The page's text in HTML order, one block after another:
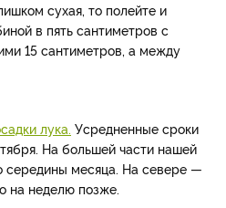
сухая, то полейте и
в пять сантиметров с
15 сантиметров, а между
лука. Усредненные сроки
На большей части нашей
месяца. На севере —
на неделю позже.